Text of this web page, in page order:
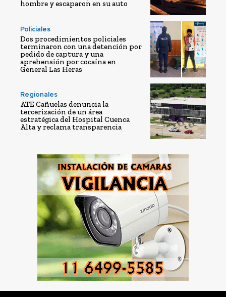
hombre y escaparon en su auto
Policiales
Dos procedimientos policiales
terminaron con una detención por
pedido de captura y una
aprehensión por cocaína en
General Las Heras
Regionales
ATE Cañuelas denuncia la
tercerización de un área
estratégica del Hospital Cuenca
Alta y reclama transparencia